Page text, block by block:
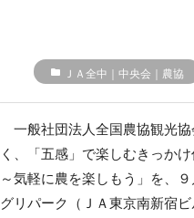
folder ＪＡ全中｜中央会｜農協
一般社団法人全国農協観光
く、「五感」で楽しむきっか
～気軽に農を楽しもう」を、
グリパーク（ＪＡ東京南新宿